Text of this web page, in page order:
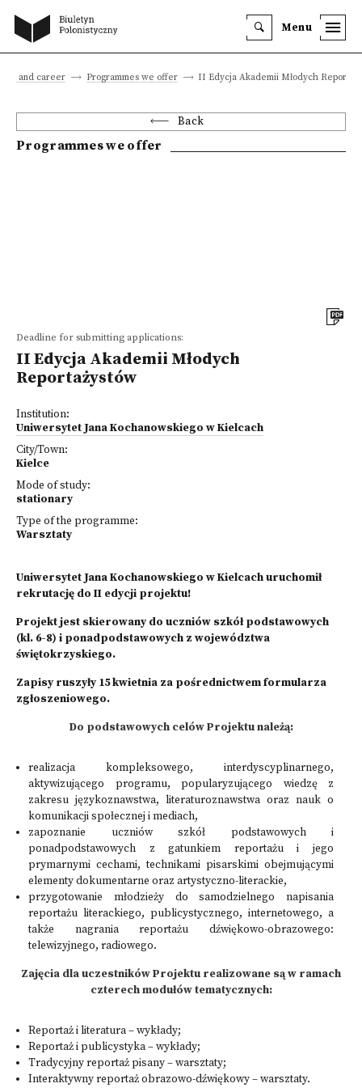
Menu
and career Programmes we offer II Edycja Akademii Młodych
Back
Programmes we offer
Deadline for submitting applications:
II Edycja Akademii Młodych
Reportażystów
Institution:
Uniwersytet Jana Kochanowskiego w Kielcach
City/Town:
Kielce
Mode of study:
stationary
Type of the programme:
Warsztaty
Uniwersytet Jana Kochanowskiego w Kielcach uruchomił
rekrutację do II edycji projektu!
Projekt jest skierowany do uczniów szkół podstawowych
(kl. 6-8) i ponadpodstawowych z województwa
świętokrzyskiego.
Zapisy ruszyły 15 kwietnia za pośrednictwem formularza
zgłoszeniowego.
Do podstawowych celów Projektu należą:
realizacja kompleksowego, interdyscyplinarnego,
aktywizującego programu, popularyzującego wiedzę z
zakresu językoznawstwa, literaturoznawstwa oraz nauk o
komunikacji społecznej i mediach,
zapoznanie uczniów szkół podstawowych i
ponadpodstawowych z gatunkiem reportażu i jego
prymarnymi cechami, technikami pisarskimi obejmującymi
elementy dokumentarne oraz artystyczno-literackie,
przygotowanie młodzieży do samodzielnego napisania
reportażu literackiego, publicystycznego, internetowego, a
także nagrania reportażu dźwiękowo-obrazowego:
telewizyjnego, radiowego.
Zajęcia dla uczestników Projektu realizowane są w ramach
czterech modułów tematycznych:
Reportaż i literatura – wykłady;
Reportaż i publicystyka – wykłady;
Tradycyjny reportaż pisany – warsztaty;
Interaktywny reportaż obrazowo-dźwiękowy – warsztaty.